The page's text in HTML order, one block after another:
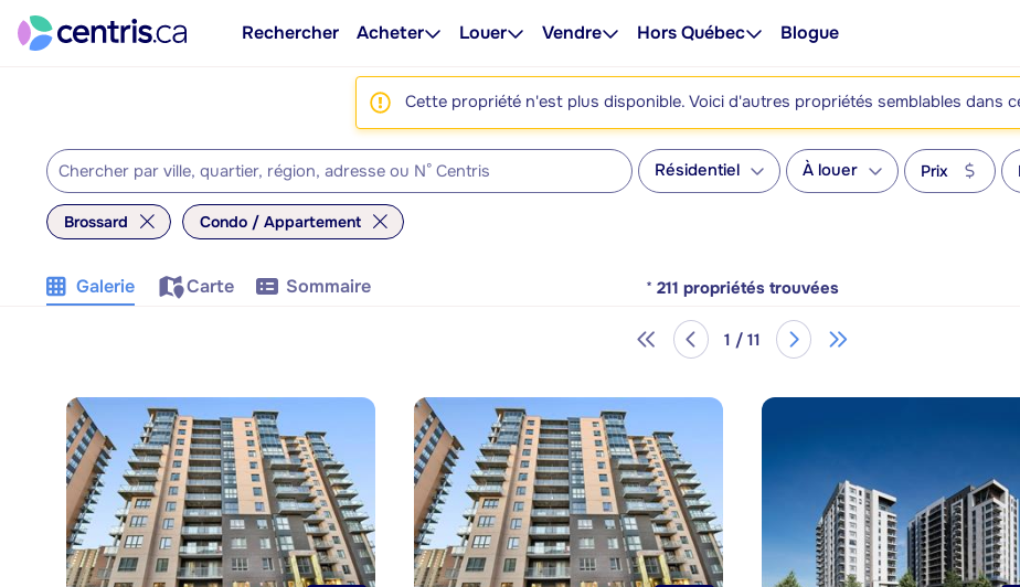
Rechercher Acheter Louer Vendre Hors Québec Blogue
Cette propriété n'est plus disponible. Voici d'autres propriétés semblables dans
Résidentiel À louer Prix
Brossard Condo / Appartement
Galerie Carte Sommaire * 211 propriétés trouvées
1 / 11